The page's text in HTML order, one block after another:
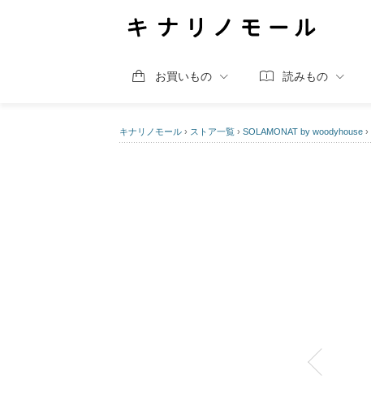
お買いもの 読みもの
キナリノモール › ストア一覧 › SOLAMONAT by woodyhouse ›